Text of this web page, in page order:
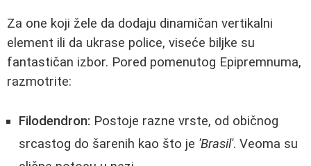
Za one koji žele da dodaju dinamičan vertikalni
element ili da ukrase police, viseće biljke su
fantastičan izbor. Pored pomenutog Epipremnuma,
razmotrite:
Filodendron: Postoje razne vrste, od običnog
srcastog do šarenih kao što je 'Brasil'. Veoma su